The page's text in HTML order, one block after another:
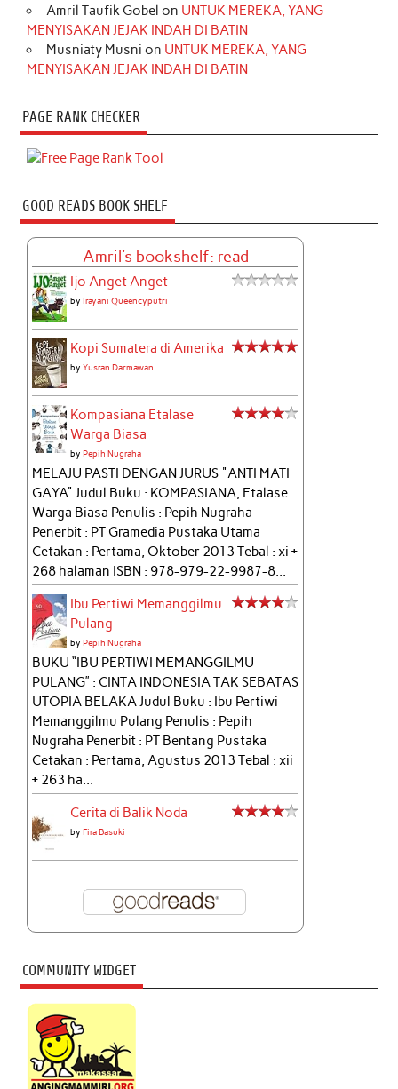
Amril Taufik Gobel on UNTUK MEREKA, YANG
MENYISAKAN JEJAK INDAH DI BATIN
Musniaty Musni on UNTUK MEREKA, YANG
MENYISAKAN JEJAK INDAH DI BATIN
PAGE RANK CHECKER
GOOD READS BOOK SHELF
Amril's bookshelf: read
Ijo Anget Anget
byIrayani Queencyputri
Kopi Sumatera di Amerika
byYusran Darmawan
Kompasiana Etalase
Warga Biasa
byPepih Nugraha
MELAJU PASTI DENGAN JURUS "ANTI MATI
GAYA" Judul Buku : KOMPASIANA, Etalase
Warga Biasa Penulis : Pepih Nugraha
Penerbit : PT Gramedia Pustaka Utama
Cetakan : Pertama, Oktober 2013 Tebal : xi +
268 halaman ISBN : 978-979-22-9987-8...
Ibu Pertiwi Memanggilmu
Pulang
byPepih Nugraha
BUKU “IBU PERTIWI MEMANGGILMU
PULANG” : CINTA INDONESIA TAK SEBATAS
UTOPIA BELAKA Judul Buku : Ibu Pertiwi
Memanggilmu Pulang Penulis : Pepih
Nugraha Penerbit : PT Bentang Pustaka
Cetakan : Pertama, Agustus 2013 Tebal : xii
+ 263 ha...
Cerita di Balik Noda
byFira Basuki
COMMUNITY WIDGET